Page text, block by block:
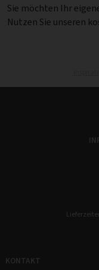
Sie möchten Ihr
Nutzen Sie unseren
KONTAKT